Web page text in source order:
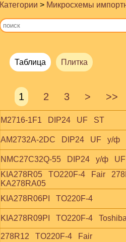
Категории > Микросхемы
Таблица Плитка
1 2 3 > >>
M2716-1F1   DIP24   UF   ST
AM2732A-2DC   DIP24   UF   у/ф
NMC27C32Q-55   DIP24   у/ф   UF
KIA278R05   TO220F-4   Fair
KA278RA05
KIA278R06PI   TO220F-4
KIA278R09PI   TO220F-4
278R12   TO220F-4   Fair